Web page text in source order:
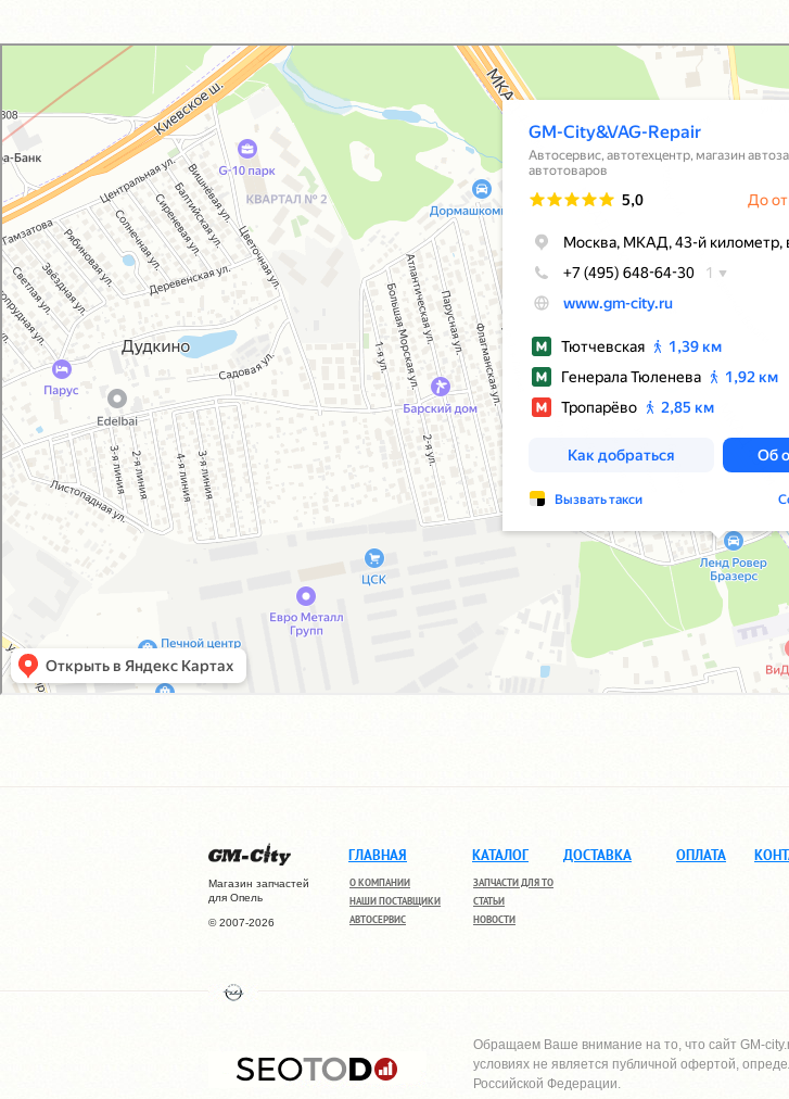
GM-City&VAG-Repair
Автосервис, автотехцентр в Москве
Магазин автозапчастей и автотоваров в Москве
Магазин запчастей
для Опель
© 2007-2026
ГЛАВНАЯ
О КОМПАНИИ
НАШИ ПОСТАВЩИКИ
АВТОСЕРВИС
КАТАЛОГ
ЗАПЧАСТИ ДЛЯ ТО
СТАТЬИ
НОВОСТИ
ДОСТАВКА ОПЛАТА
Обращаем Ваше внимание на то, что сайт GM-
условиях не является публичной офертой,
Российской Федерации.